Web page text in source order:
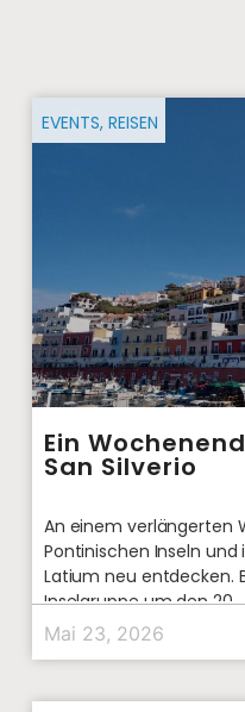
EVENTS, REISEN
Ein
San Silverio
An einem verlängerten
Pontinischen Inseln
Latium neu entdecken.
Inselgruppe um den 20.
Mai 23, 2026